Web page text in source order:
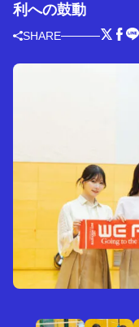
利への鼓動
SHARE